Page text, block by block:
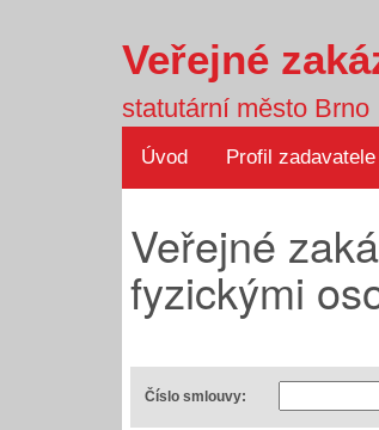
Veřejné
statutární město Brno
Úvod Profil zadavatele
Veřejné
fyzickými
Číslo smlouvy: